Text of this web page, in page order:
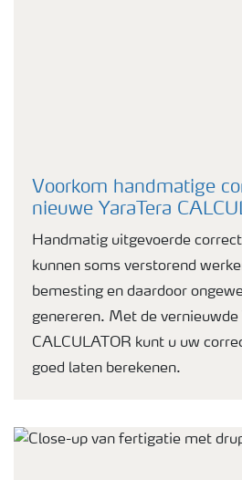
Voorkom handmatige
nieuwe YaraTera
Handmatig uitgevoerde
kunnen soms verstorend
bemesting en daardoor
genereren. Met de vernieuwde
CALCULATOR kunt u uw
goed laten berekenen.